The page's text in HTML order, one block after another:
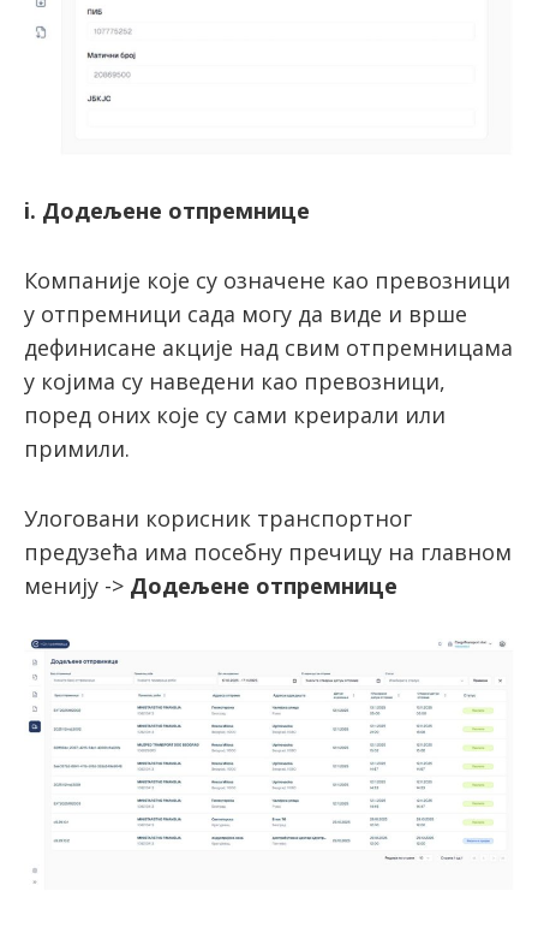
i. Додељене отпремнице
Компаније које су означене као превозници
у отпремници сада могу да виде и врше
дефинисане акције над свим отпремницама
у којима су наведени као превозници,
поред оних које су сами креирали или
примили.
Улоговани корисник транспортног
предузећа има посебну пречицу на главном
менију -> Додељене отпремнице